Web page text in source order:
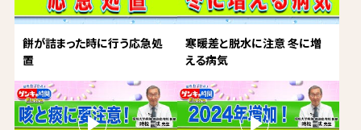
餅が詰まった時に行う応急処
置
寒暖差と脱水に注意 冬に増
える病気